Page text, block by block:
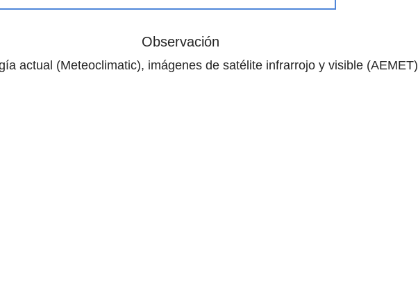
Observación
actual (Meteoclimatic), imágenes de satélite infrarrojo y visible (AEMET)